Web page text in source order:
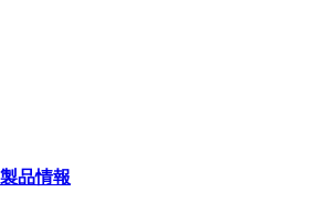
製品情報